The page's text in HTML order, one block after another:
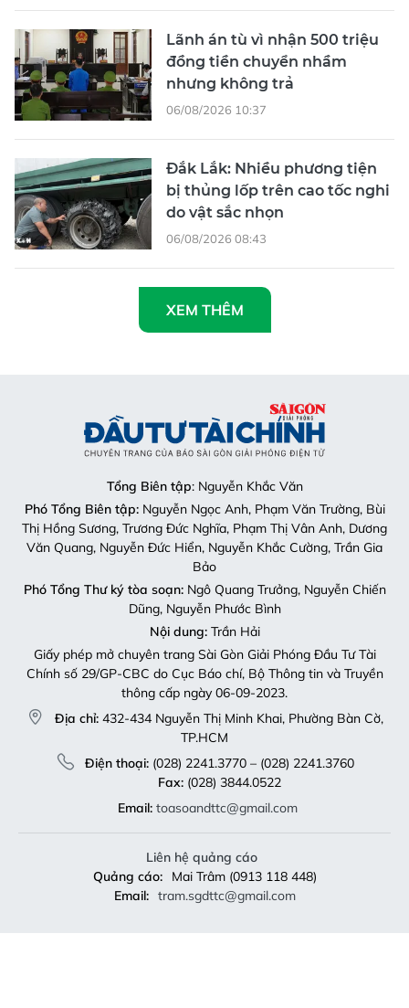
Lãnh án tù vì nhận 500 triệu
đồng tiền chuyển nhầm
nhưng không trả
06/08/2026 10:37
Đắk Lắk: Nhiều phương tiện
bị thủng lốp trên cao tốc nghi
do vật sắc nhọn
06/08/2026 08:43
XEM THÊM
Tổng Biên tập: Nguyễn Khắc Văn
Phó Tổng Biên tập:Nguyễn Ngọc Anh, Phạm Văn Trường, Bùi
Thị Hồng Sương, Trương Đức Nghĩa, Phạm Thị Vân Anh, Dương
Văn Quang, Nguyễn Đức Hiển, Nguyễn Khắc Cường, Trần Gia
Bảo
Phó Tổng Thư ký tòa soạn:Ngô Quang Trưởng, Nguyễn Chiến
Dũng, Nguyễn Phước Bình
Nội dung:Trần Hải
Giấy phép mở chuyên trang Sài Gòn Giải Phóng Đầu Tư Tài
Chính số 29/GP-CBC do Cục Báo chí, Bộ Thông tin và Truyền
thông cấp ngày 06-09-2023.
Địa chỉ: 432-434 Nguyễn Thị Minh Khai, Phường Bàn Cờ,
TP.HCM
Điện thoại:(028) 2241.3770 – (028) 2241.3760
Fax:(028) 3844.0522
Email: toasoandttc@gmail.com
Liên hệ quảng cáo
Quảng cáo:
Mai Trâm (0913 118 448)
Email: tram.sgdttc@gmail.com